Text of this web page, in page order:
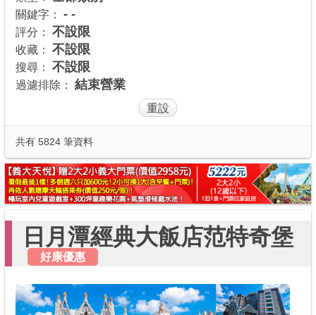
推薦景點
討論區
APP下載
關鍵字： - -
評分： 不設限
收藏： 不設限
搜尋： 不設限
過濾排除： 結束營業
共有 5824 筆資料
日月潭經典大飯店范特奇堡
好康優惠